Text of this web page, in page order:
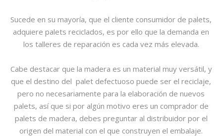
Sucede en su mayoría, que el cliente consumidor de palets,
adquiere palets reciclados, es por ello que la demanda en
los talleres de reparación es cada vez más elevada.
Cabe destacar que la madera es un material muy versátil, y
que el destino del palet defectuoso puede ser el reciclaje,
pero no necesariamente para la elaboración de nuevos
palets, así que si por algún motivo eres un comprador de
palets de madera, debes preguntar al distribuidor por el
origen del material con el que construyen el embalaje.